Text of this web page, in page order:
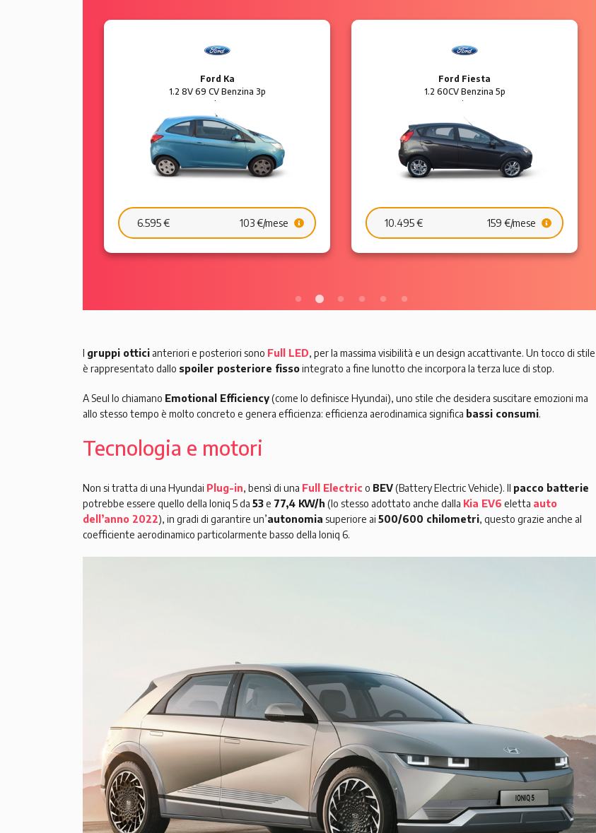
Ford Ka
1.2 8V 69 CV Benzina 3p
Plus
6.595 € 103 €/mese
Ford Fiesta
1.2 60CV Benzina 5p
Business
10.495 € 159 €/mese
I gruppi ottici anteriori e posteriori sono Full LED, per la massima visibilità e un design accattivante. Un tocco di stile
è rappresentato dallo spoiler posteriore fissointegrato a fine lunotto che incorpora la terza luce di stop.
A Seul lo chiamano Emotional Efficiency(come lo definisce Hyundai), uno stile che desidera suscitare emozioni ma
allo stesso tempo è molto concreto e genera efficienza: efficienza aerodinamica significa bassi consumi.
Tecnologia e motori
Non si tratta di una Hyundai Plug-in, bensì di una Full Electric o BEV(Battery Electric Vehicle). Il pacco batterie
potrebbe essere quello della Ioniq 5 da 53e 77,4 KW/h (lo stesso adottato anche dalla Kia EV6 eletta auto
dell’anno 2022), in gradi di garantire un’autonomia superiore ai 500/600 chilometri, questo grazie anche al
coefficiente aerodinamico particolarmente basso della Ioniq 6.